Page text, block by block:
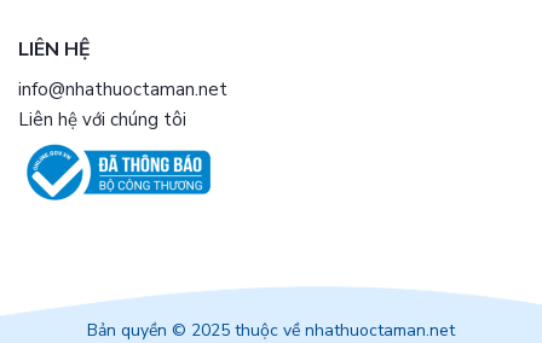
LIÊN HỆ
info@nhathuoctaman.net
Liên hệ với chúng tôi
Bản quyền © 2025 thuộc về nhathuoctaman.net